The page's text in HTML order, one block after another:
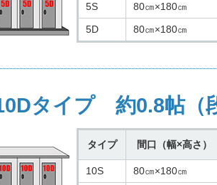
5S
80㎝×180㎝
5D
80㎝×180㎝
タイプ 約0.8帖（
タイプ 間口（幅×高さ）
10S
80㎝×180㎝